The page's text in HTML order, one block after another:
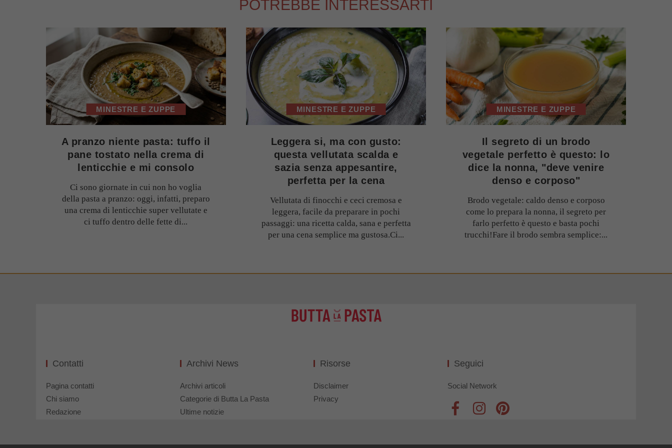
POTREBBE INTERESSARTI
MINESTRE E ZUPPE
A pranzo niente pasta: tuffo il
pane tostato nella crema di
lenticchie e mi consolo
Ci sono giornate in cui non ho voglia
della pasta a pranzo: oggi, infatti, preparo
una crema di lenticchie super vellutate e
ci tuffo dentro delle fette di...
MINESTRE E ZUPPE
Leggera si, ma con gusto:
questa vellutata scalda e
sazia senza appesantire,
perfetta per la cena
Vellutata di finocchi e ceci cremosa e
leggera, facile da preparare in pochi
passaggi: una ricetta calda, sana e perfetta
per una cena semplice ma gustosa.Ci...
MINESTRE E ZUPPE
Il segreto di un brodo
vegetale perfetto è questo: lo
dice la nonna, "deve venire
denso e corposo"
Brodo vegetale: caldo denso e corposo
come lo prepara la nonna, il segreto per
farlo perfetto è questo e basta pochi
trucchi!Fare il brodo sembra semplice:...
Contatti
Pagina contatti
Chi siamo
Redazione
Archivi News
Archivi articoli
Categorie di Butta La Pasta
Ultime notizie
Risorse
Disclaimer
Privacy
Seguici
Social Network